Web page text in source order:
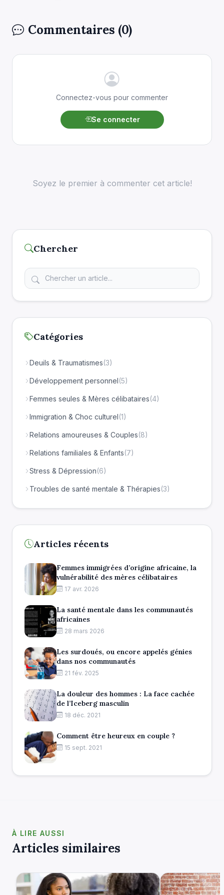
Commentaires (0)
Connectez-vous pour commenter
Se connecter
Soyez le premier à commenter cet article!
Chercher
Catégories
Deuils & Traumatismes(3)
Développement personnel(5)
Femmes seules & Mères célibataires(4)
Immigration & Choc culturel(1)
Relations amoureuses & Couples(8)
Relations familiales & Enfants(7)
Stress & Dépression(6)
Troubles de santé mentale & Thérapies(3)
Articles récents
Femmes immigrées d’origine africaine, la
vulnérabilité des mères célibataires
17 avr. 2026
La santé mentale dans les communautés
africaines
28 mars 2026
Les surdoués, ou encore appelés génies
dans nos communautés
21 fév. 2025
La douleur des hommes : La face cachée
de l’Iceberg masculin
18 déc. 2021
Comment être heureux en couple ?
15 sept. 2021
À LIRE AUSSI
Articles similaires